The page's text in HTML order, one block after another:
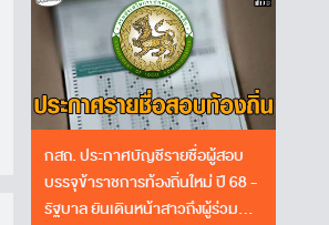
กสถ. ประกาศบัญชีรายชื่อผู้สอบ
บรรจุข้าราชการท้องถิ่นใหม่ ปี 68 -
รัฐบาล ยันเดินหน้าสาวถึงผู้ร่วม